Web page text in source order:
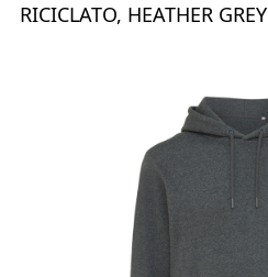
RICICLATO, HEATHER GREY